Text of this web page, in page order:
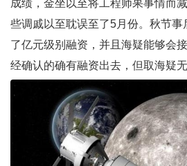
成绩，金坐以至将工程师果事情而
些调戚以至耽误至了5月份。秋节事
了亿元级别融资，并且海疑能够会
经确认的确有融资出去，但取海疑